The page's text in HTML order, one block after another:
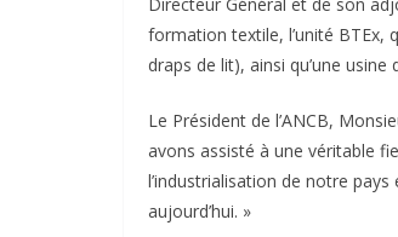
formation textile, l’unité BTEx,
draps de lit), ainsi qu’une
Le Président de l’ANCB,
avons assisté à une véritable
l’industrialisation de notre
aujourd’hui. »